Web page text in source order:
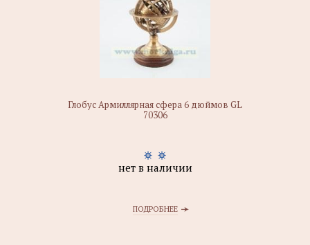
Глобус Армиллярная сфера 6 дюймов GL
70306
нет в наличии
ПОДРОБНЕЕ